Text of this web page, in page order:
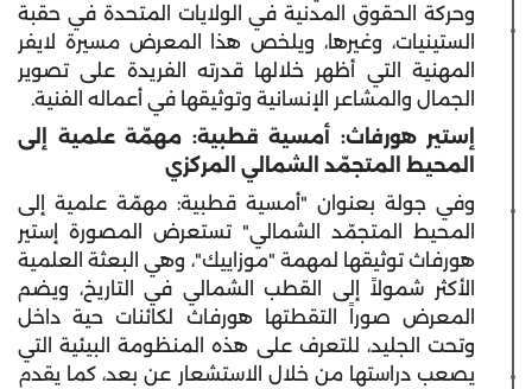
وحركة الحقوق المدنية في الولايات المتحدة في حقبة
الستينيات، وغيرها، ويلخص هذا المعرض مسيرة لايفر
المهنية التي أظهر خلالها قدرته الفريدة على تصوير
الجمال والمشاعر الإنسانية وتوثيقها في أعماله الفنية.
إستير هورفاث: أمسية قطبية: مهمّة علمية إلى
المحيط المتجمّد الشمالي المركزي
وفي جولة بعنوان "أمسية قطبية: مهمّة علمية إلى
المحيط المتجمّد الشمالي" تستعرض المصورة إستير
هورفاث توثيقها لمهمة "موزاييك"، وهي البعثة العلمية
الأكثر شمولاً إلى القطب الشمالي في التاريخ، ويضم
المعرض صوراً التقطتها هورفاث لكائنات حية داخل
وتحت الجليد، للتعرف على هذه المنظومة البيئية التي
يصعب دراستها من خلال الاستشعار عن بعد، كما يقدم